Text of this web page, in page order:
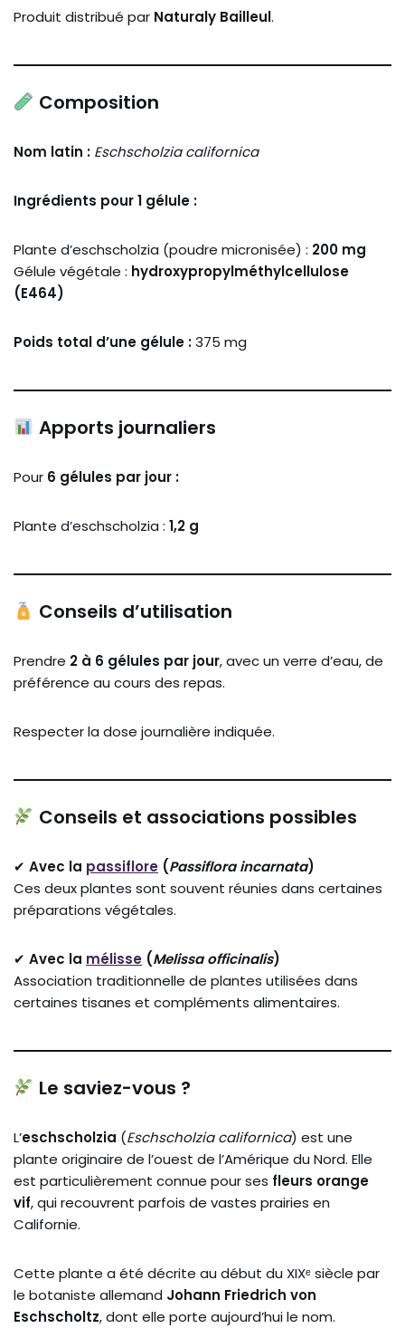
Produit distribué par Naturaly Bailleul.
Composition
Nom latin : Eschscholzia californica
Ingrédients pour 1 gélule :
Plante d’eschscholzia (poudre micronisée) : 200 mg
Gélule végétale : hydroxypropylméthylcellulose
(E464)
Poids total d’une gélule :375 mg
Apports journaliers
Pour 6 gélules par jour :
Plante d’eschscholzia : 1,2 g
Conseils d’utilisation
Prendre 2 à 6 gélules par jour, avec un verre d’eau, de
préférence au cours des repas.
Respecter la dose journalière indiquée.
Conseils et associations possibles
✔ Avec la passiflore (Passiflora incarnata)
Ces deux plantes sont souvent réunies dans certaines
préparations végétales.
✔ Avec la mélisse (Melissa officinalis)
Association traditionnelle de plantes utilisées dans
certaines tisanes et compléments alimentaires.
Le saviez-vous ?
L’eschscholzia (Eschscholzia californica) est une
plante originaire de l’ouest de l’Amérique du Nord. Elle
est particulièrement connue pour ses fleurs orange
vif, qui recouvrent parfois de vastes prairies en
Californie.
Cette plante a été décrite au début du XIXᵉ siècle par
le botaniste allemand Johann Friedrich von
Eschscholtz, dont elle porte aujourd’hui le nom.